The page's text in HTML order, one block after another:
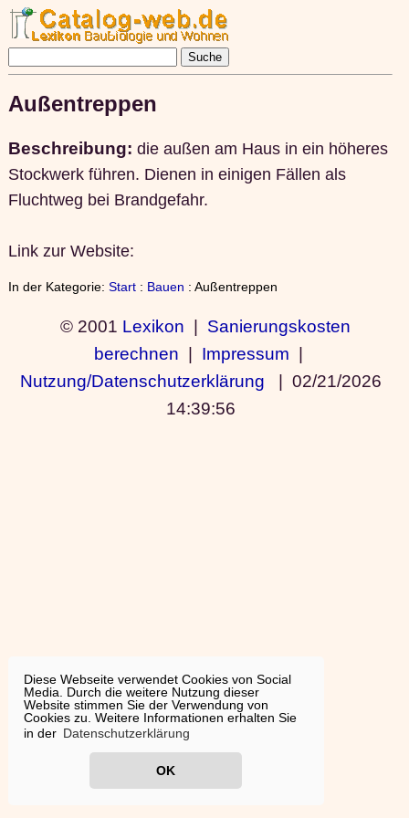
Diese Webseite verwendet Cookies von Social
Media. Durch die weitere Nutzung dieser
Website stimmen Sie der Verwendung von
Cookies zu. Weitere Informationen erhalten Sie
in der Datenschutzerklärung
OK
Außentreppen
Beschreibung: die außen am Haus in ein höheres
Stockwerk führen. Dienen in einigen Fällen als
Fluchtweg bei Brandgefahr.
Link zur Website:
In der Kategorie: Start: Bauen : Außentreppen
© 2001 Lexikon | Sanierungskosten
berechnen | Impressum |
Nutzung/Datenschutzerklärung | 02/21/2026
14:39:56